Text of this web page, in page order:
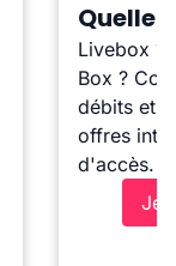
Quelle
Livebox ?
Box ?
débits et
offres
d'accès.
Je